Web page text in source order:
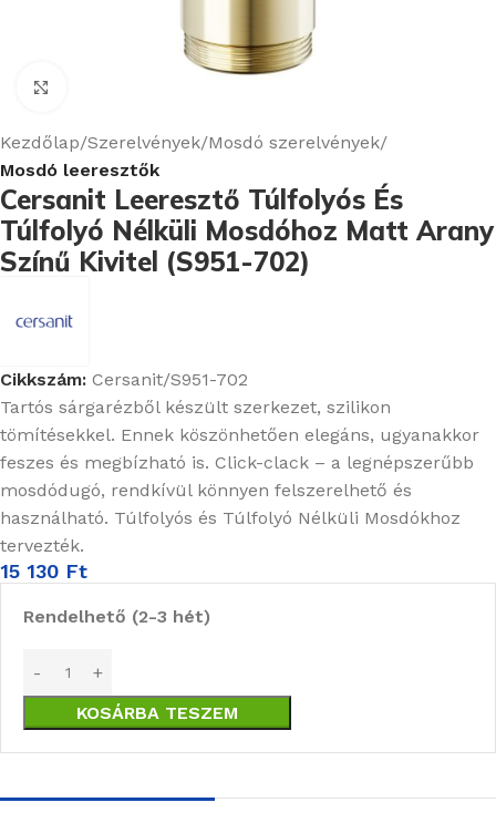
Kezdőlap Szerelvények Mosdó szerelvények
Mosdó leeresztők
Cersanit Leeresztő Túlfolyós És
Túlfolyó Nélküli Mosdóhoz Matt Arany
Színű Kivitel (S951-702)
Cikkszám: Cersanit/S951-702
Tartós sárgarézből készült szerkezet, szilikon
tömítésekkel. Ennek köszönhetően elegáns, ugyanakkor
feszes és megbízható is. Click-clack – a legnépszerűbb
mosdódugó, rendkívül könnyen felszerelhető és
használható. Túlfolyós és Túlfolyó Nélküli Mosdókhoz
tervezték.
15 130 Ft
Rendelhető (2-3 hét)
KOSÁRBA TESZEM